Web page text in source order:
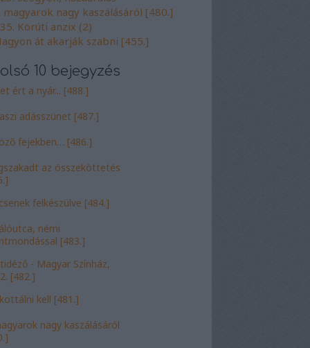
magyarok nagy kaszálásáról [480.]
Körúti anzix (2)
át akarják szabni [455.]
10 bejegyzés
ért a nyár... [488.]
adásszünet [487.]
fejekben… [486.]
az összeköttetés
felkészülve [484.]
némi
[483.]
- Magyar Színház,
[482.]
kell [481.]
nagy kaszálásáról